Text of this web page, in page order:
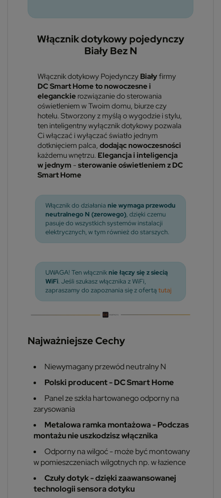
Włącznik dotykowy pojedynczy
Biały Bez N
Włącznik dotykowy Pojedynczy Białyfirmy
DC Smart Home to nowoczesne i
eleganckie rozwiązanie do sterowania
oświetleniem w Twoim domu, biurze czy
hotelu. Stworzony z myślą o wygodzie i stylu,
ten inteligentny wyłącznik dotykowy pozwala
Ci włączać i wyłączać światło jednym
dotknięciem palca, dodając nowoczesności
każdemu wnętrzu. Elegancja i inteligencja
w jednym - sterowanie oświetleniem z DC
Smart Home
Włącznik do działania nie wymaga przewodu
neutralnego N (zerowego), dzięki czemu
pasuje do wszystkich systemów instalacji
elektrycznych, w tym również do starszych.
UWAGA! Ten włączniknie łączy się z siecią
WiFi. Jeśli szukasz włącznika z WiFi,
zapraszamy do zapoznania się z ofertą tutaj
Najważniejsze Cechy
Niewymagany przewód neutralny N
Polski producent - DC Smart Home
Panel ze szkła hartowanego odporny na
zarysowania
Metalowa ramka montażowa - Podczas
montażu nie uszkodzisz włącznika
Odporny na wilgoć - może być montowany
w pomieszczeniach wilgotnych np. w łazience
Czuły dotyk - dzięki zaawansowanej
technologii sensora dotyku